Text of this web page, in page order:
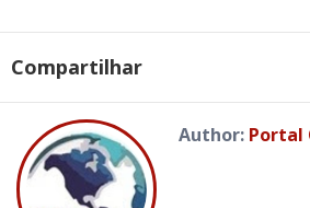
Compartilhar
Author: Portal